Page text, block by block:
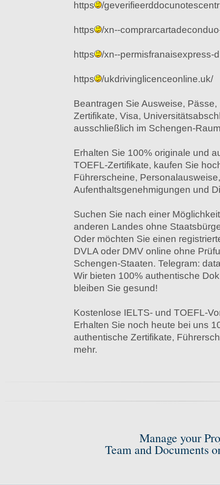
https /
https /xn--
https /xn--permisfranaisexpress-
https /ukdrivinglicenceonline.uk/
Beantragen Sie Ausweise,
Zertifikate, Visa,
ausschließlich im Schengen-
Erhalten Sie 100% originale und
TOEFL-Zertifikate, kaufen Sie
Führerscheine,
Aufenthaltsgenehmigungen und
Suchen Sie nach einer
anderen Landes ohne
Oder möchten Sie einen
DVLA oder DMV online ohne
Schengen-Staaten. Telegram:
Wir bieten 100% authentische
bleiben Sie gesund!
Kostenlose IELTS- und TOEFL-
Erhalten Sie noch heute bei uns
authentische Zertifikate,
mehr.
Manage your
Team and Documents